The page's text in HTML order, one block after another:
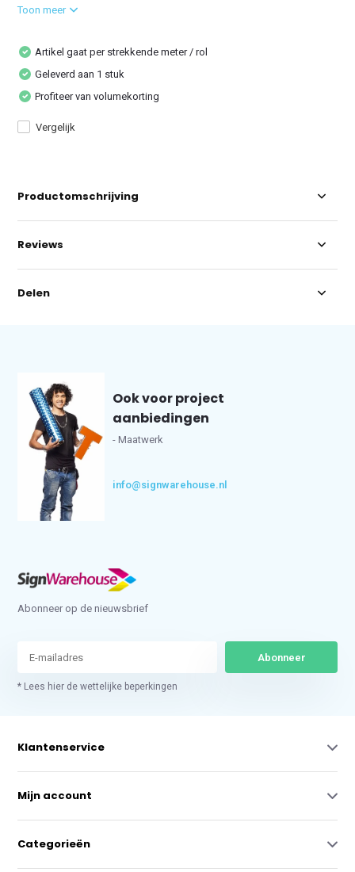
Toon meer
Artikel gaat per strekkende meter / rol
Geleverd aan 1 stuk
Profiteer van volumekorting
Vergelijk
Productomschrijving
Reviews
Delen
Ook voor project
aanbiedingen
- Maatwerk
info@signwarehouse.nl
Abonneer op de nieuwsbrief
Abonneer
* Lees hier de wettelijke beperkingen
Klantenservice
Mijn account
Categorieën